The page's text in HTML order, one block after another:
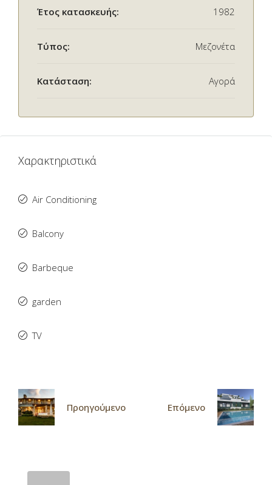
Έτος κατασκευής: 1982
Τύπος: Μεζονέτα
Κατάσταση: Αγορά
Χαρακτηριστικά
Air Conditioning
Balcony
Barbeque
garden
TV
Προηγούμενο Επόμενο